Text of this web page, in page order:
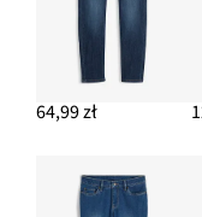
Jeansy ze stretchem
122,99 zł
59,99 zł
64,99 zł